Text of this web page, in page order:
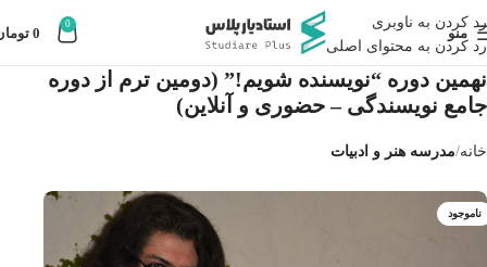
رد کردن به ناوبری
رد کردن به محتوای اصلی
منو
0
0
نهمین دوره “نویسنده شویم!” (دومین ترم از دوره
جامع نویسندگی – حضوری و آنلاین)
خانه مدرسه هنر و ادبیات
ناموجود